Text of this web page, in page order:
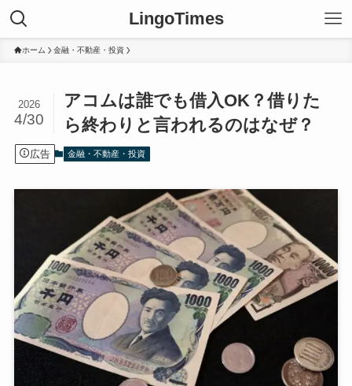
LingoTimes
ホーム 金融・不動産・投資
アコムは誰でも借入OK？借りた
ら終わりと言われるのはなぜ？
2026
4/30
広告 金融・不動産・投資